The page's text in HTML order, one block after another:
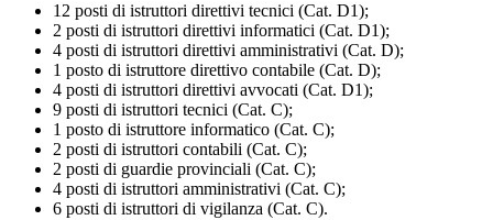
12 posti di istruttori direttivi tecnici (Cat. D1);
2 posti di istruttori direttivi informatici (Cat. D1);
4 posti di istruttori direttivi amministrativi (Cat. D);
1 posto di istruttore direttivo contabile (Cat. D);
4 posti di istruttori direttivi avvocati (Cat. D1);
9 posti di istruttori tecnici (Cat. C);
1 posto di istruttore informatico (Cat. C);
2 posti di istruttori contabili (Cat. C);
2 posti di guardie provinciali (Cat. C);
4 posti di istruttori amministrativi (Cat. C);
6 posti di istruttori di vigilanza (Cat. C).